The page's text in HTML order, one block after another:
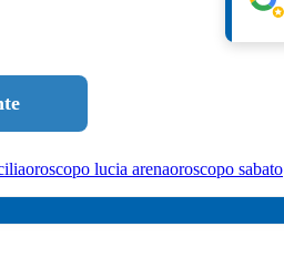
oroscopo lucia arenaoroscopo sabato